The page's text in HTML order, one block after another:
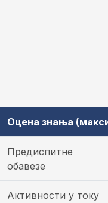
Оцена знања
Предиспитне
обавезе
Активности у току